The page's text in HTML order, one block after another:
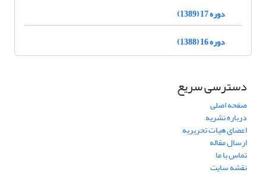
دوره 17 (1389)
دوره 16 (1388)
دسترسی سریع
صفحه اصلی
درباره نشریه
اعضای هیات تحریریه
ارسال مقاله
تماس با ما
نقشه سایت